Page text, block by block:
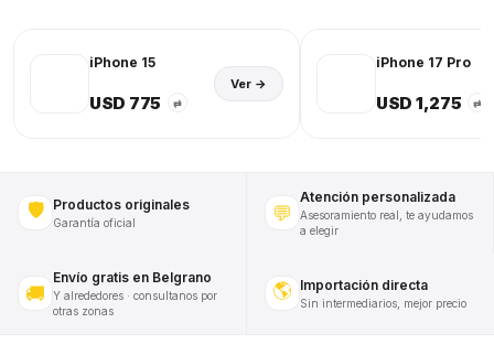
iPhone 15
USD 775 ⇄
Ver →
iPhone 17 Pro
USD 1,275 ⇄
🛡️ Productos originales
Garantía oficial 💬
Atención personalizada
Asesoramiento real, te ayudamos
a elegir
🚚
Envío gratis en Belgrano
Y alrededores · consultanos por
otras zonas
🌎 Importación directa
Sin intermediarios, mejor precio